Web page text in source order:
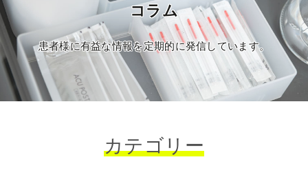
コラム
患者様に有益な情報を定期的に発信しています。
カテゴリー